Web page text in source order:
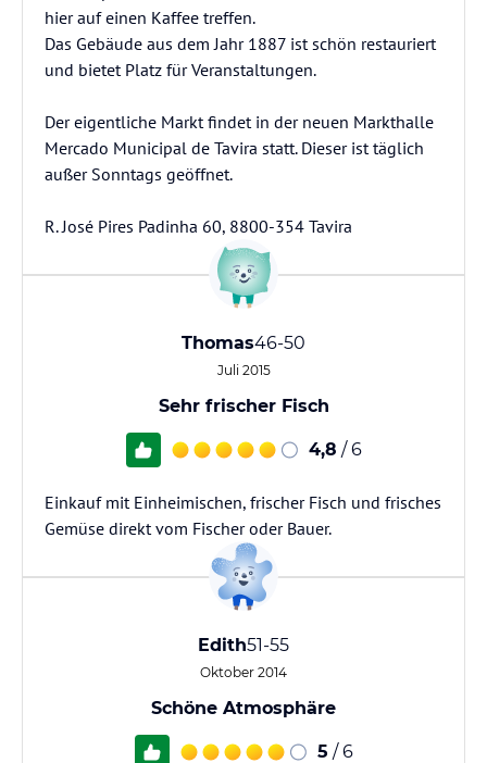
hier auf einen Kaffee treffen.
Das Gebäude aus dem Jahr 1887 ist schön restauriert
und bietet Platz für Veranstaltungen.
Der eigentliche Markt findet in der neuen Markthalle
Mercado Municipal de Tavira statt. Dieser ist täglich
außer Sonntags geöffnet.
R. José Pires Padinha 60, 8800-354 Tavira
Thomas46-50
Juli 2015
Sehr frischer Fisch
4,8 / 6
Einkauf mit Einheimischen, frischer Fisch und frisches
Gemüse direkt vom Fischer oder Bauer.
Edith51-55
Oktober 2014
Schöne Atmosphäre
5 / 6